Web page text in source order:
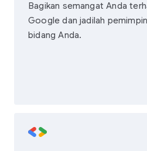
Bagikan semangat Anda
Google dan jadilah
bidang Anda.